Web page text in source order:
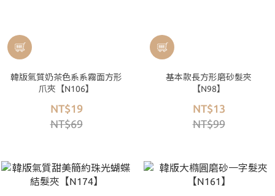
韓版氣質奶茶色系系霧面方形
爪夾【N106】
NT$19
NT$69
基本款長方形磨砂髮夾
【N98】
NT$13
NT$99